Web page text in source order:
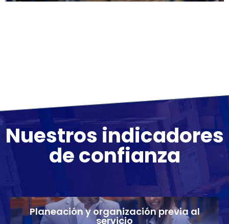
Nuestros indicadores
de confianza
Planeación y organización previa al
servicio